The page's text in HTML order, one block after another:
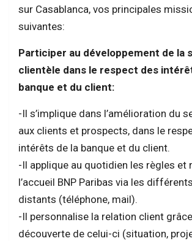
sur Casablanca, vos principales
suivantes:
Participer au développement de la
clientèle dans le respect des
banque et du client:
-Il s’implique dans l’amélioration du
aux clients et prospects, dans le
intérêts de la banque et du client.
-Il applique au quotidien les règles et
l’accueil BNP Paribas via les
distants (téléphone, mail).
-Il personnalise la relation client
découverte de celui-ci (situation,